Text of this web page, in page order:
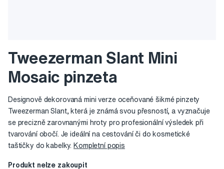
Tweezerman Slant Mini
Mosaic pinzeta
Designově dekorovaná mini verze oceňované šikmé pinzety
Tweezerman Slant, která je známá svou přesností, a vyznačuje
se precizně zarovnanými hroty pro profesionální výsledek při
tvarování obočí. Je ideální na cestování či do kosmetické
taštičky do kabelky. Kompletní popis
Produkt nelze zakoupit